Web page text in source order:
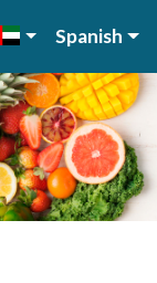
Spanish